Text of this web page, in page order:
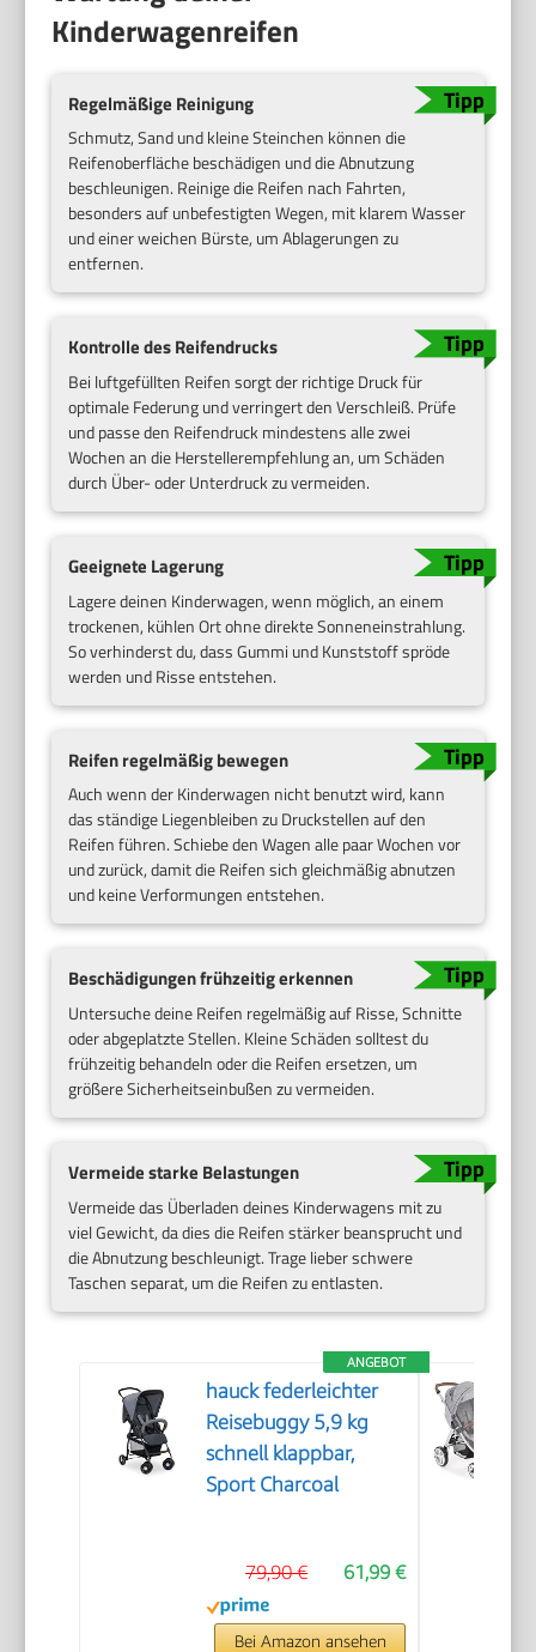
Kinderwagenreifen
Regelmäßige Reinigung
Schmutz, Sand und kleine Steinchen können die
Reifenoberfläche beschädigen und die Abnutzung
beschleunigen. Reinige die Reifen nach Fahrten,
besonders auf unbefestigten Wegen, mit klarem Wasser
und einer weichen Bürste, um Ablagerungen zu
entfernen.
Kontrolle des Reifendrucks
Bei luftgefüllten Reifen sorgt der richtige Druck für
optimale Federung und verringert den Verschleiß. Prüfe
und passe den Reifendruck mindestens alle zwei
Wochen an die Herstellerempfehlung an, um Schäden
durch Über- oder Unterdruck zu vermeiden.
Geeignete Lagerung
Lagere deinen Kinderwagen, wenn möglich, an einem
trockenen, kühlen Ort ohne direkte Sonneneinstrahlung.
So verhinderst du, dass Gummi und Kunststoff spröde
werden und Risse entstehen.
Reifen regelmäßig bewegen
Auch wenn der Kinderwagen nicht benutzt wird, kann
das ständige Liegenbleiben zu Druckstellen auf den
Reifen führen. Schiebe den Wagen alle paar Wochen vor
und zurück, damit die Reifen sich gleichmäßig abnutzen
und keine Verformungen entstehen.
Beschädigungen frühzeitig erkennen
Untersuche deine Reifen regelmäßig auf Risse, Schnitte
oder abgeplatzte Stellen. Kleine Schäden solltest du
frühzeitig behandeln oder die Reifen ersetzen, um
größere Sicherheitseinbußen zu vermeiden.
Vermeide starke Belastungen
Vermeide das Überladen deines Kinderwagens mit zu
viel Gewicht, da dies die Reifen stärker beansprucht und
die Abnutzung beschleunigt. Trage lieber schwere
Taschen separat, um die Reifen zu entlasten.
ANGEBOT
hauck federleichter
Reisebuggy 5,9 kg
schnell klappbar,
Sport Charcoal
61,99 €
79,90 €
Bei Amazon ansehen